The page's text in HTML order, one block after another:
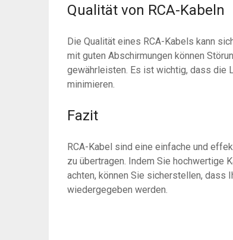
Qualität von RCA-Kabeln
Die Qualität eines RCA-Kabels kann
mit guten Abschirmungen können
gewährleisten. Es ist wichtig, dass die
minimieren.
Fazit
RCA-Kabel sind eine einfache und
zu übertragen. Indem Sie hochwertige
achten, können Sie sicherstellen, dass
wiedergegeben werden.